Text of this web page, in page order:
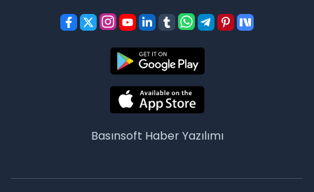
Basınsoft Haber Yazılımı